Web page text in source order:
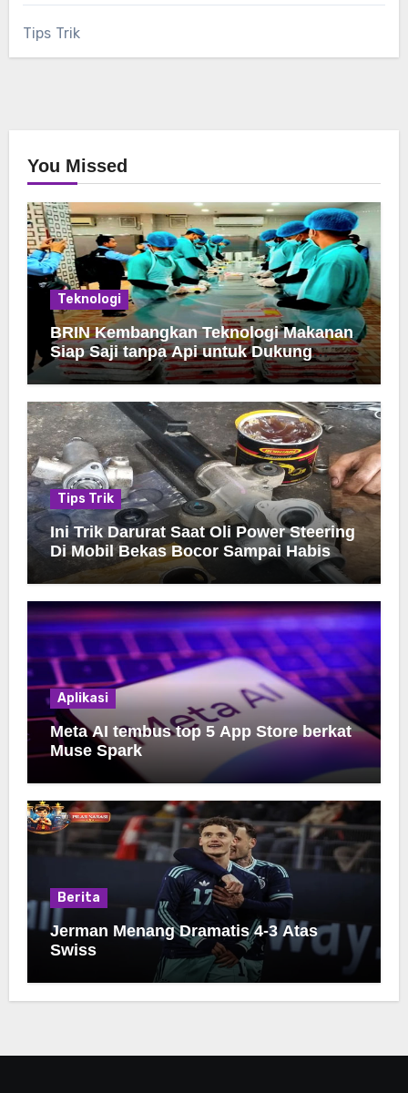
Tips Trik
You Missed
Teknologi
BRIN Kembangkan Teknologi Makanan
Siap Saji tanpa Api untuk Dukung
Jamah Haji
Tips Trik
Ini Trik Darurat Saat Oli Power Steering
Di Mobil Bekas Bocor Sampai Habis
Aplikasi
Meta AI tembus top 5 App Store berkat
Muse Spark
Berita
Jerman Menang Dramatis 4-3 Atas
Swiss